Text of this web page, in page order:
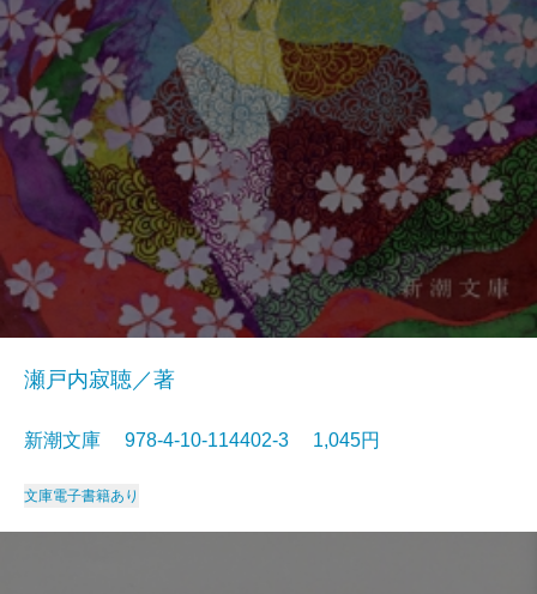
瀬戸内寂聴／著
新潮文庫 978-4-10-114402-3 1,045円
文庫電子書籍あり